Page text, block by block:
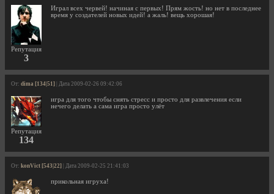
Репутация
3
Играл всех червей! начиная с первых! Прям жость! но нет в последнее
время у создателей новых идей! а жаль! вещь хорошая!
От: dima [134|51] | Дата 2009-02-26 09:42:06
Репутация
134
игра для того чтобы снять стресс и просто для развлечения если
нечего делать а сама игра просто улёт
От: konVict [543|22] | Дата 2009-02-25 21:41:03
прикольная игруха!